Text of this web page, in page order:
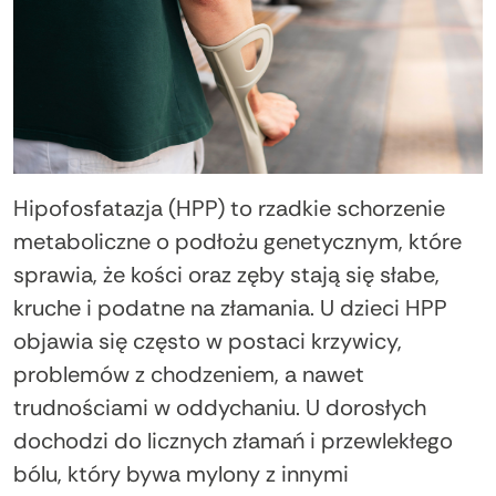
Hipofosfatazja (HPP) to rzadkie schorzenie
metaboliczne o podłożu genetycznym, które
sprawia, że kości oraz zęby stają się słabe,
kruche i podatne na złamania. U dzieci HPP
objawia się często w postaci krzywicy,
problemów z chodzeniem, a nawet
trudnościami w oddychaniu. U dorosłych
dochodzi do licznych złamań i przewlekłego
bólu, który bywa mylony z innymi